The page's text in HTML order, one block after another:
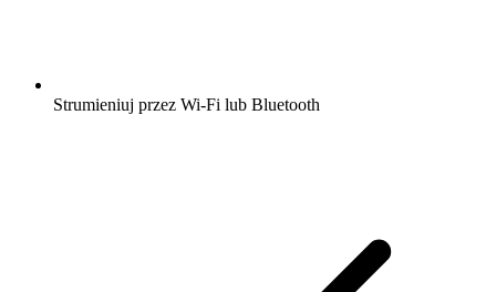
Strumieniuj przez Wi-Fi lub Bluetooth